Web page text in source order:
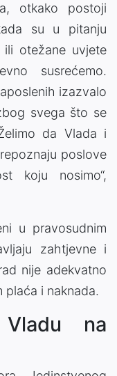
otkako postoji
su u pitanju
ili otežane uvjete
susrećemo.
izazvalo
svega što se
da Vlada i
poslove
koju nosimo“,
u pravosudnim
zahtjevne i
nije adekvatno
i naknada.
na